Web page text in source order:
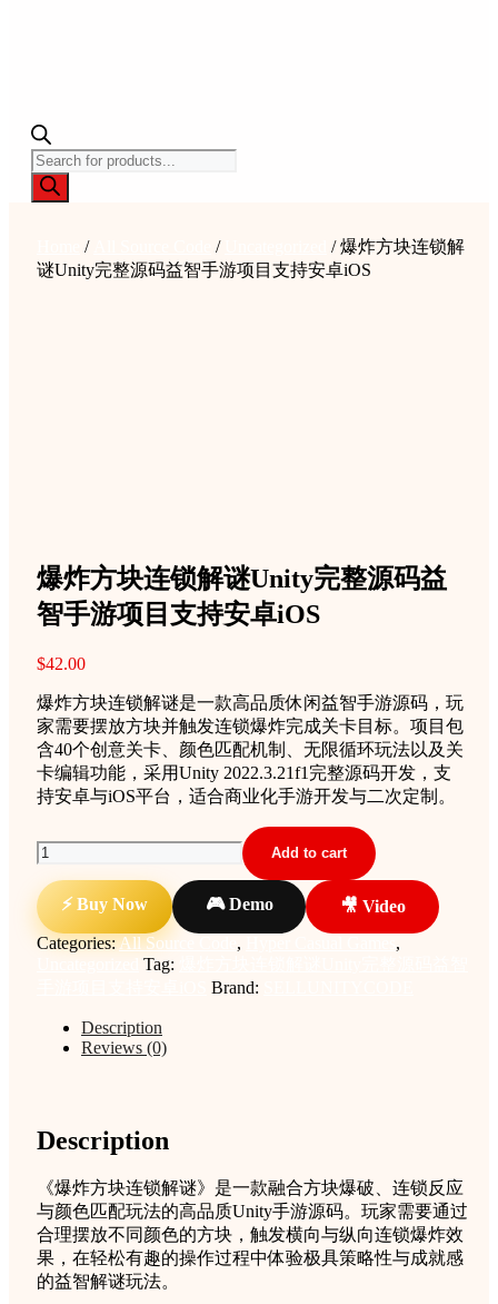
Products
search
/ /
/ 爆炸方块连锁解
谜Unity完整源码益智手游项目支持安卓iOS
爆炸方块连锁解谜Unity完整源码益
智手游项目支持安卓iOS
$42.00
爆炸方块连锁解谜是一款高品质休闲益智手游源码，玩
家需要摆放方块并触发连锁爆炸完成关卡目标。项目包
含40个创意关卡、颜色匹配机制、无限循环玩法以及关
卡编辑功能，采用Unity 2022.3.21f1完整源码开发，支
持安卓与iOS平台，适合商业化手游开发与二次定制。
爆
方
块
连
Unity
码
益
手
游
项
目
支
Add to cart
⚡ Buy Now 🎮 Demo
🎥 Video
Categories:All Source Code ,
,
Tag:
Brand:
Description
Reviews (0)
Description
《爆炸方块连锁解谜》是一款融合方块爆破、连锁反应
与颜色匹配玩法的高品质Unity手游源码。玩家需要通过
合理摆放不同颜色的方块，触发横向与纵向连锁爆炸效
果，在轻松有趣的操作过程中体验极具策略性与成就感
的益智解谜玩法。